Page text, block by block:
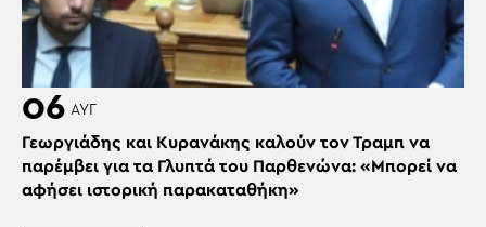
06 ΑΥΓ
Γεωργιάδης και Κυρανάκης καλούν τον Τραμπ να
παρέμβει για τα Γλυπτά του Παρθενώνα: «Μπορεί να
αφήσει ιστορική παρακαταθήκη»